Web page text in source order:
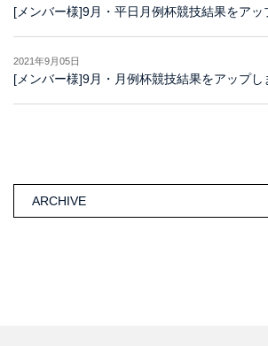
[メンバー様]9月・平日月例杯競技結果をアッ
2021年9月05日
[メンバー様]9月・月例杯競技結果をアップし
ARCHIVE